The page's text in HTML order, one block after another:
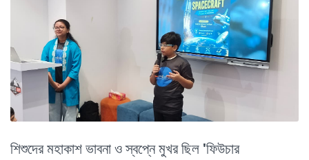
শিশুদের মহাকাশ ভাবনা ও স্বপ্নে মুখর ছিল 'ফিউচার